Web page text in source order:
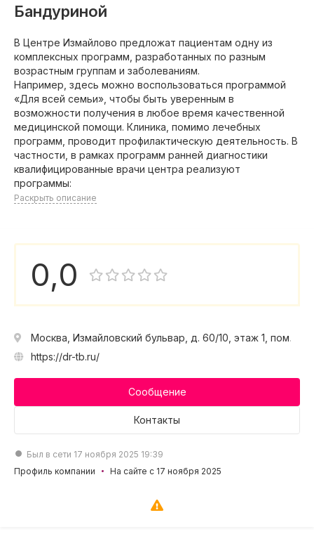
Бандуриной
В Центре Измайлово предложат пациентам одну из
комплексных программ, разработанных по разным
возрастным группам и заболеваниям.
Например, здесь можно воспользоваться программой
«Для всей семьи», чтобы быть уверенным в
возможности получения в любое время качественной
медицинской помощи. Клиника, помимо лечебных
программ, проводит профилактическую деятельность. В
частности, в рамках программ ранней диагностики
квалифицированные врачи центра реализуют
программы:
Раскрыть описание
0,0
Москва, Измайловский бульвар, д. 60/10, этаж 1, пом. II
https://dr-tb.ru/
Сообщение
Контакты
Был в сети 17 ноября 2025 19:39
Профиль компании
На сайте с 17 ноября 2025